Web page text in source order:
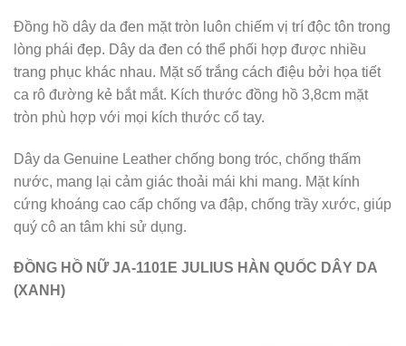
Đồng hồ dây da đen mặt tròn luôn chiếm vị trí độc tôn trong
lòng phái đẹp. Dây da đen có thể phối hợp được nhiều
trang phục khác nhau. Mặt số trắng cách điệu bởi họa tiết
ca rô đường kẻ bắt mắt. Kích thước đồng hồ 3,8cm mặt
tròn phù hợp với mọi kích thước cổ tay.
Dây da Genuine Leather chống bong tróc, chống thấm
nước, mang lại cảm giác thoải mái khi mang. Mặt kính
cứng khoáng cao cấp chống va đập, chống trầy xước, giúp
quý cô an tâm khi sử dụng.
ĐỒNG HỒ NỮ JA-1101E JULIUS HÀN QUỐC DÂY DA
(XANH)